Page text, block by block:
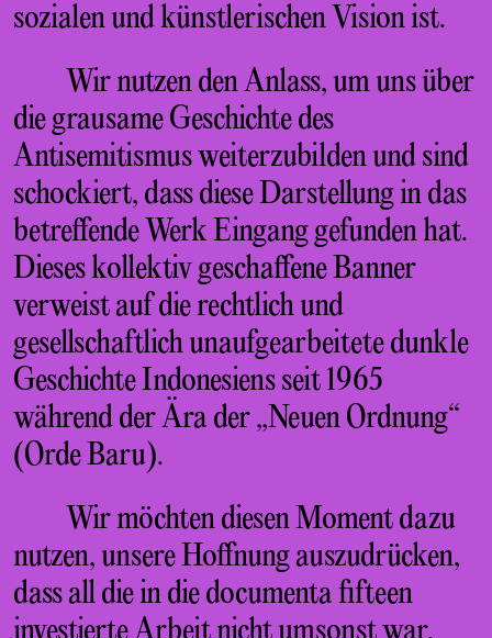
sozialen und künstlerischen Vision ist.
Wir nutzen den Anlass, um uns über
die grausame Geschichte des
Antisemitismus weiterzubilden und sind
schockiert, dass diese Darstellung in das
betreffende Werk Eingang gefunden hat.
Dieses kollektiv geschaffene Banner
verweist auf die rechtlich und
gesellschaftlich unaufgearbeitete dunkle
Geschichte Indonesiens seit 1965
während der Ära der „Neuen Ordnung“
(Orde Baru).
Wir möchten diesen Moment dazu
nutzen, unsere Hoffnung auszudrücken,
dass all die in die documenta fifteen